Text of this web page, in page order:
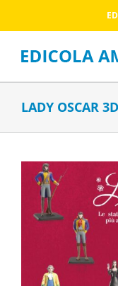
al
contenuto
LADY OSCAR
Ingrandisci
immagine